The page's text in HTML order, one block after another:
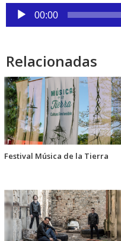
audio
Reproductor
de
00:00
Relacionadas
Festival Música de la Tierra